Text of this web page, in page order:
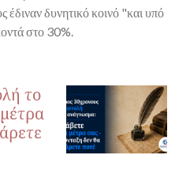
έδιναν δυνητικό κοινό "και υπό
στο 30%.
το